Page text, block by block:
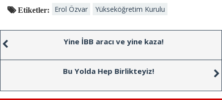
Etiketler: Erol Özvar Yükseköğretim Kurulu
Yine İBB aracı ve yine kaza!
Bu Yolda Hep Birlikteyiz!